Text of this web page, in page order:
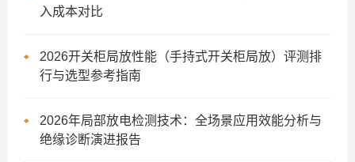
入成本对比
2026开关柜局放性能（手持式开关柜局放）评测排
行与选型参考指南
2026年局部放电检测技术：全场景应用效能分析与
绝缘诊断演进报告